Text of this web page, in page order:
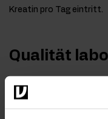
Kreatin pro Tag eintritt.
Qualität
Im Interesse der
die von uns